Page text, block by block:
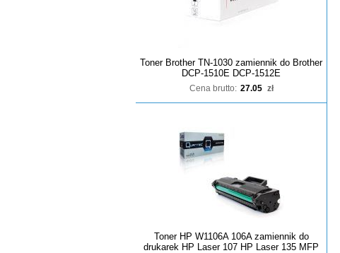
Toner Brother TN-1030 zamiennik do Brother
DCP-1510E DCP-1512E
Cena brutto: 27.05 zł
Toner HP W1106A 106A zamiennik do
drukarek HP Laser 107 HP Laser 135 MFP